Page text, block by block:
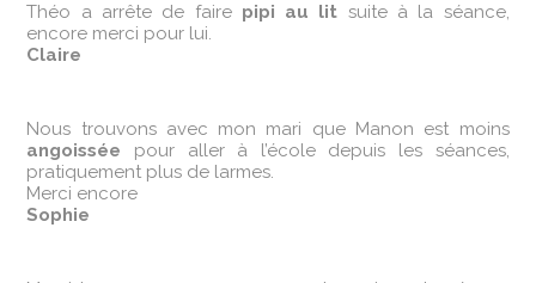
Théo a arrête de faire pipi au lit suite à la séance,
encore merci pour lui.
Claire
Nous trouvons avec mon mari que Manon est moins
angoissée pour aller à l’école depuis les séances,
pratiquement plus de larmes.
Merci encore
Sophie